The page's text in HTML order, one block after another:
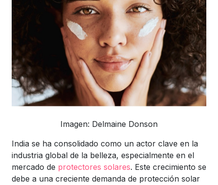
Imagen: Delmaine Donson
India se ha consolidado como un actor clave en la
industria global de la belleza, especialmente en el
mercado de protectores solares. Este crecimiento se
debe a una creciente demanda de protección solar